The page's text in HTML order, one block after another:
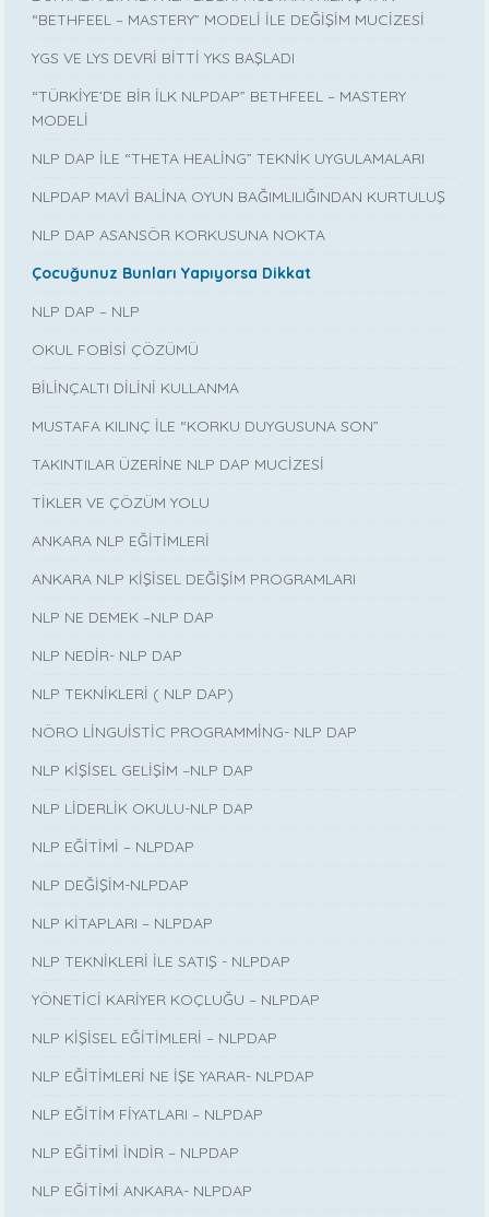
“BETHFEEL – MASTERY” MODELİ İLE DEĞİŞİM MUCİZESİ
YGS VE LYS DEVRİ BİTTİ YKS BAŞLADI
“TÜRKİYE’DE BİR İLK NLPDAP” BETHFEEL – MASTERY
MODELİ
NLP DAP İLE “THETA HEALİNG” TEKNİK UYGULAMALARI
NLPDAP MAVİ BALİNA OYUN BAĞIMLILIĞINDAN KURTULUŞ
NLP DAP ASANSÖR KORKUSUNA NOKTA
Çocuğunuz Bunları Yapıyorsa Dikkat
NLP DAP – NLP
OKUL FOBİSİ ÇÖZÜMÜ
BİLİNÇALTI DİLİNİ KULLANMA
MUSTAFA KILINÇ İLE “KORKU DUYGUSUNA SON”
TAKINTILAR ÜZERİNE NLP DAP MUCİZESİ
TİKLER VE ÇÖZÜM YOLU
ANKARA NLP EĞİTİMLERİ
ANKARA NLP KİŞİSEL DEĞİŞİM PROGRAMLARI
NLP NE DEMEK –NLP DAP
NLP NEDİR- NLP DAP
NLP TEKNİKLERİ ( NLP DAP)
NÖRO LİNGUİSTİC PROGRAMMİNG- NLP DAP
NLP KİŞİSEL GELİŞİM –NLP DAP
NLP LİDERLİK OKULU-NLP DAP
NLP EĞİTİMİ – NLPDAP
NLP DEĞİŞİM-NLPDAP
NLP KİTAPLARI – NLPDAP
NLP TEKNİKLERİ İLE SATIŞ - NLPDAP
YÖNETİCİ KARİYER KOÇLUĞU – NLPDAP
NLP KİŞİSEL EĞİTİMLERİ – NLPDAP
NLP EĞİTİMLERİ NE İŞE YARAR- NLPDAP
NLP EĞİTİM FİYATLARI – NLPDAP
NLP EĞİTİMİ İNDİR – NLPDAP
NLP EĞİTİMİ ANKARA- NLPDAP